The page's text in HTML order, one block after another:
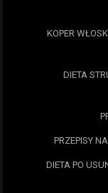
KOPER
DIETA
PRZEPISY
DIETA PO